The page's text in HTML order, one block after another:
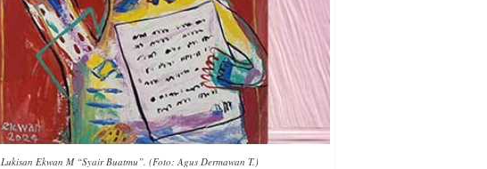
Lukisan Ekwan M “Syair Buatmu”. (Foto: Agus Dermawan T.)